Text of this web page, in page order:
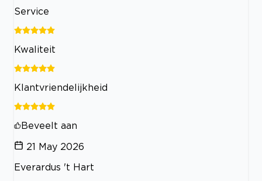
Service
Kwaliteit
Klantvriendelijkheid
Beveelt aan
21 May 2026
Everardus 't Hart